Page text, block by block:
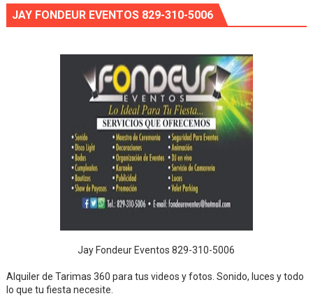
JAY FONDEUR EVENTOS 829-310-5006
Jay Fondeur Eventos 829-310-5006
Alquiler de Tarimas 360 para tus videos y fotos. Sonido, luces y todo
lo que tu fiesta necesite.